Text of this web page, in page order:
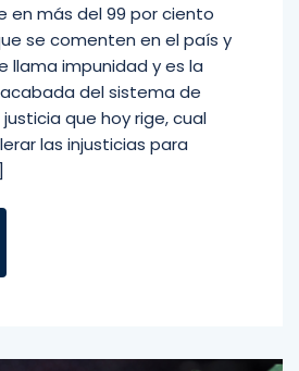
en más del 99 por ciento
se comenten en el país y
llama impunidad y es la
del sistema de
que hoy rige, cual
las injusticias para